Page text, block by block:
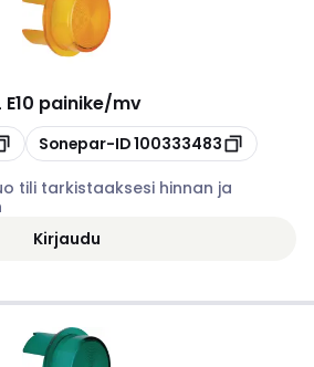
E10 painike/mv
Kopioi
Sonepar-ID100333483
tili tarkistaaksesi hinnan ja
Kirjaudu